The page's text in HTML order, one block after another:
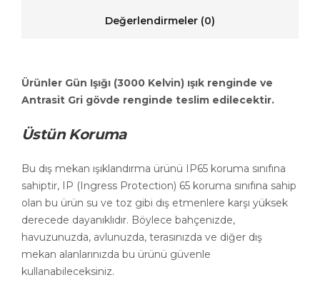
Değerlendirmeler (0)
Ürünler Gün Işığı (3000 Kelvin) ışık renginde ve
Antrasit Gri gövde renginde teslim edilecektir.
Üstün Koruma
Bu dış mekan ışıklandırma ürünü IP65 koruma sınıfına
sahiptir, IP (Ingress Protection) 65 koruma sınıfına sahip
olan bu ürün su ve toz gibi dış etmenlere karşı yüksek
derecede dayanıklıdır. Böylece bahçenizde,
havuzunuzda, avlunuzda, terasınızda ve diğer dış
mekan alanlarınızda bu ürünü güvenle
kullanabileceksiniz.